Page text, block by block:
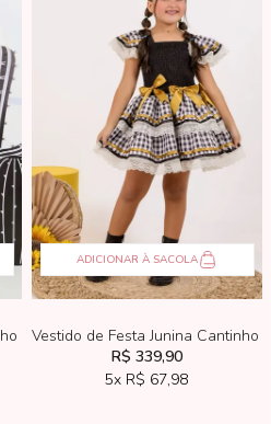
Do Nordeste Preto Xadrez
ADICIONAR À SACOLA
Vestido de Festa Junina Cantinho
R$ 339,90
5x R$ 67,98